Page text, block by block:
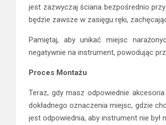
jest zazwyczaj ściana bezpośrednio
będzie zawsze w zasięgu ręki,
Pamiętaj, aby unikać miejsc
negatywnie na instrument, powodując
Proces Montażu
Teraz, gdy masz odpowiednie
dokładnego oznaczenia miejsc, gdzie
jest odpowiednia, aby instrument nie był